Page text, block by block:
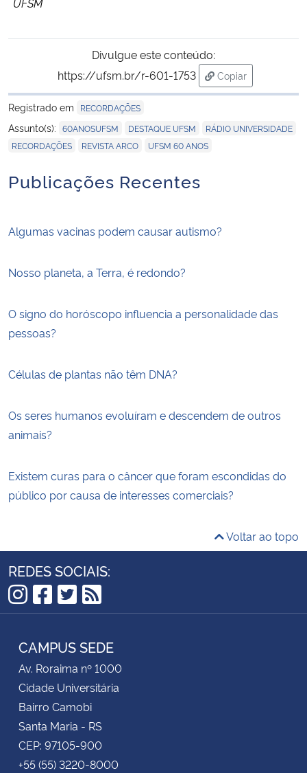
Divulgue este conteúdo:
https://ufsm.br/r-601-1753
Copiar
para área de
Registrado em
RECORDAÇÕES
Assunto(s): 60ANOSUFSM DESTAQUE UFSM RÁDIO UNIVERSIDADE
RECORDAÇÕES REVISTA ARCO UFSM 60 ANOS
Publicações Recentes
Algumas vacinas podem causar autismo?
Nosso planeta, a Terra, é redondo?
O signo do horóscopo influencia a personalidade das
pessoas?
Células de plantas não têm DNA?
Os seres humanos evoluíram e descendem de outros
animais?
Existem curas para o câncer que foram escondidas do
público por causa de interesses comerciais?
Voltar ao topo
REDES SOCIAIS:
Instagram
Facebook
Twitter
RSS
CAMPUS SEDE
Av. Roraima nº 1000
Cidade Universitária
Bairro Camobi
Santa Maria - RS
CEP: 97105-900
+55 (55) 3220-8000